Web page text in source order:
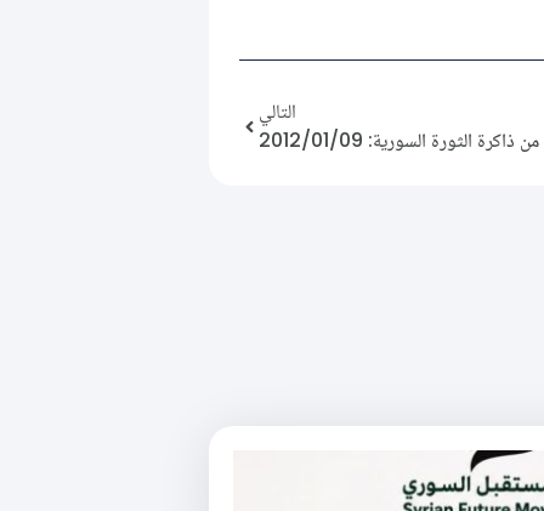
التالي
من ذاكرة الثورة السورية: 2012/01/09